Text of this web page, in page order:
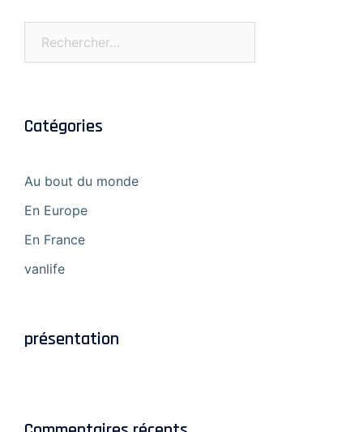
Catégories
Au bout du monde
En Europe
En France
vanlife
présentation